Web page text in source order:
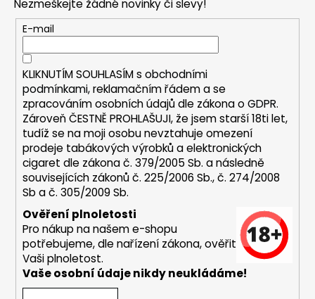
t
e
n
a
HLEDAT
D
o
Nezmeškejte žádné novinky či slevy!
E-mail
KLIKNUTÍM SOUHLASÍM s obchodními
podmínkami,reklamačním řádem a se
zpracováním osobních údajů dle zákona oGDPR.
Zároveň ČESTNĚ PROHLAŠUJI, že jsem starší 18ti let,
tudíž se na moji osobu nevztahuje omezení
prodeje tabákových výrobků a elektronických
cigaret dle zákona č. 379/2005 Sb. a následně
souvisejících zákonů č. 225/2006 Sb., č. 274/2008
Sb a č. 305/2009 Sb.
Ověření plnoletosti
Pro nákup na našem e-shopu
potřebujeme, dle nařízení zákona, ověřit
Vaši plnoletost.
Vaše osobní údaje nikdy neukládáme!